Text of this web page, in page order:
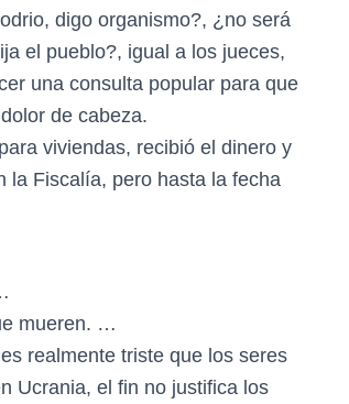
digo organismo?, ¿no será
el pueblo?, igual a los jueces,
una consulta popular para que
de cabeza.
viviendas, recibió el dinero y
la Fiscalía, pero hasta la fecha
mueren. …
realmente triste que los seres
Ucrania, el fin no justifica los